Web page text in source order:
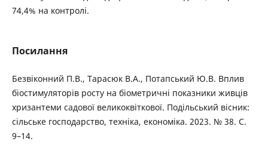
74,4% на контролі.
Посилання
Безвіконний П.В., Тарасюк В.А., Потапський Ю.В. Вплив
біостимуляторів росту на біометричні показники живців
хризантеми садової великоквіткової. Подільський вісник:
сільське господарство, техніка, економіка. 2023. № 38. С.
9–14.